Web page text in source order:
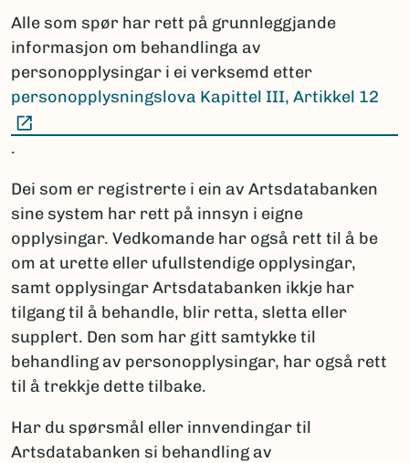
Alle som spør har rett på grunnleggjande
informasjon om behandlinga av
personopplysingar i ei verksemd etter
personopplysningslova Kapittel III, Artikkel 12
.
Dei som er registrerte i ein av Artsdatabanken
sine system har rett på innsyn i eigne
opplysingar. Vedkomande har også rett til å be
om at urette eller ufullstendige opplysingar,
samt opplysingar Artsdatabanken ikkje har
tilgang til å behandle, blir retta, sletta eller
supplert. Den som har gitt samtykke til
behandling av personopplysingar, har også rett
til å trekkje dette tilbake.
Har du spørsmål eller innvendingar til
Artsdatabanken si behandling av